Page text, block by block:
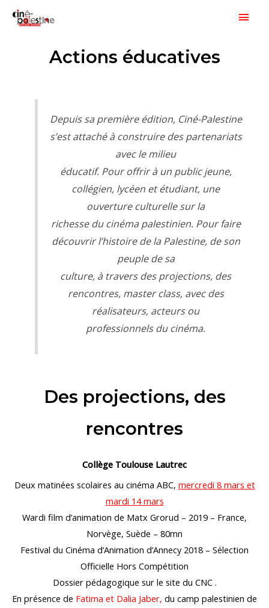
Aller
Actions éducatives
Depuis sa première édition, Ciné-Palestine
s’est attaché à construire des partenariats
avec le milieu
éducatif. Pour offrir à un public jeune,
collégien, lycéen et étudiant, une
ouverture culturelle sur la
richesse du cinéma palestinien. Pour faire
découvrir l’histoire de la Palestine, de son
peuple de sa
culture, à travers des projections, des
rencontres, master class, avec des
réalisateurs, acteurs ou
professionnels du cinéma.
Des projections, des
rencontres
Collège Toulouse Lautrec
Deux matinées scolaires au cinéma ABC, mercredi 8 mars et
mardi 14 mars
Wardi film d’animation de Matx Grorud – 2019 – France,
Norvège, Suède – 80mn
Festival du Cinéma d’Animation d’Annecy 2018 – Sélection
Officielle Hors Compétition
Dossier pédagogique sur le site du CNC .
En présence de Fatima et Dalia Jaber, du camp palestinien de